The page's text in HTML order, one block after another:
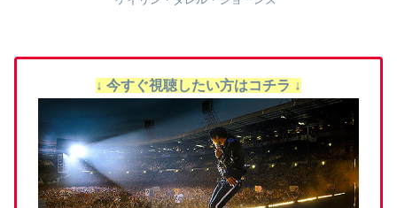
↓ 今すぐ視聴したい方はコチラ ↓